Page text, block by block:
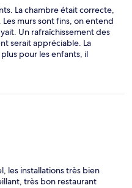
La chambre était correcte,
murs sont fins, on entend
Un rafraîchissement des
serait appréciable. La
pour les enfants, il
est passable, le
1h pour un plat, les plats
pas ouf ! La literie n’est pas
magnifique. Le petit
les installations très bien
très bon restaurant